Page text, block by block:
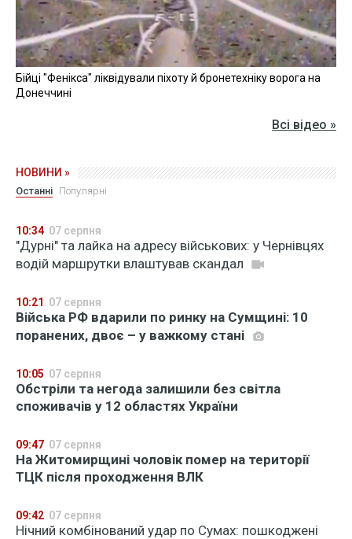
Бійці "Фенікса" ліквідували піхоту й бронетехніку ворога на
Донеччині
Всі відео »
НОВИНИ »
Останні Популярні
10:34 07 серпня
"Дурні" та лайка на адресу військових: у Чернівцях
водій маршрутки влаштував скандал
10:21 07 серпня
Війська РФ вдарили по ринку на Сумщині: 10
поранених, двоє – у важкому стані
10:05 07 серпня
Обстріли та негода залишили без світла
споживачів у 12 областях України
09:47 07 серпня
На Житомирщині чоловік помер на території
ТЦК після проходження ВЛК
09:42 07 серпня
Нічний комбінований удар по Сумах: пошкоджені